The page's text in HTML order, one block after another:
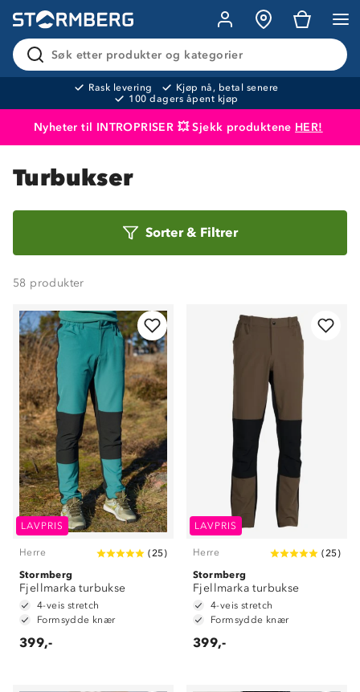
Søk etter produkter og kategorier
Rask levering
Kjøp nå, betal senere
100 dagers åpent kjøp
Nyheter til INTROPRISER 💥 Sjekk produktene HER!
Turbukser
Sorter& Filtrer
58 produkter
LAVPRIS
Herre (25)
Stormberg
Fjellmarka turbukse
4-veis stretch
Formsydde knær
399,-
LAVPRIS
Herre (25)
Stormberg
Fjellmarka turbukse
4-veis stretch
Formsydde knær
399,-